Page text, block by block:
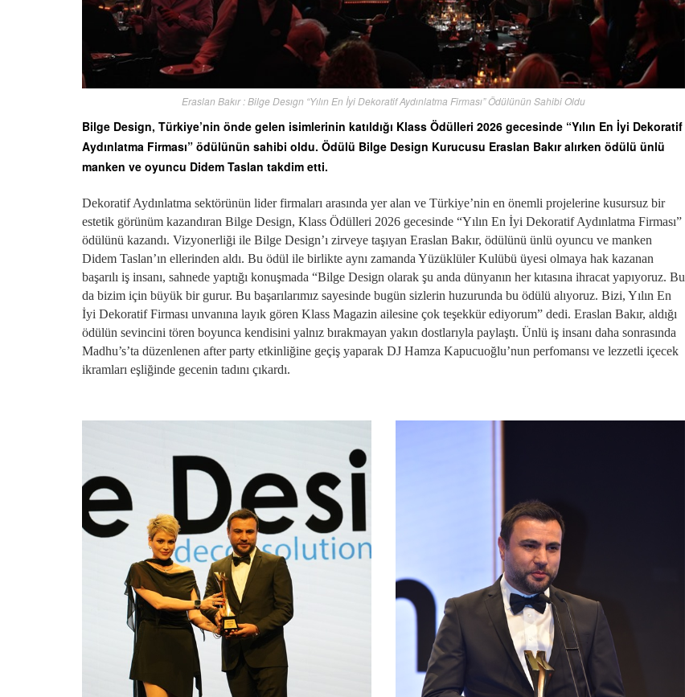
Eraslan Bakır : Bilge Desıgn “Yılın En İyi Dekoratif Aydınlatma Firması” Ödülünün Sahibi Oldu
Bilge Design, Türkiye’nin önde gelen isimlerinin katıldığı Klass Ödülleri 2026 gecesinde “Yılın En İyi Dekoratif
Aydınlatma Firması” ödülünün sahibi oldu. Ödülü Bilge Design Kurucusu Eraslan Bakır alırken ödülü ünlü
manken ve oyuncu Didem Taslan takdim etti.
Dekoratif Aydınlatma sektörünün lider firmaları arasında yer alan ve Türkiye’nin en önemli projelerine kusursuz bir
estetik görünüm kazandıran Bilge Design, Klass Ödülleri 2026 gecesinde “Yılın En İyi Dekoratif Aydınlatma Firması”
ödülünü kazandı. Vizyonerliği ile Bilge Design’ı zirveye taşıyan Eraslan Bakır, ödülünü ünlü oyuncu ve manken
Didem Taslan’ın ellerinden aldı. Bu ödül ile birlikte aynı zamanda Yüzüklüler Kulübü üyesi olmaya hak kazanan
başarılı iş insanı, sahnede yaptığı konuşmada “Bilge Design olarak şu anda dünyanın her kıtasına ihracat yapıyoruz. Bu
da bizim için büyük bir gurur. Bu başarılarımız sayesinde bugün sizlerin huzurunda bu ödülü alıyoruz. Bizi, Yılın En
İyi Dekoratif Firması unvanına layık gören Klass Magazin ailesine çok teşekkür ediyorum” dedi. Eraslan Bakır, aldığı
ödülün sevincini tören boyunca kendisini yalnız bırakmayan yakın dostlarıyla paylaştı. Ünlü iş insanı daha sonrasında
Madhu’s’ta düzenlenen after party etkinliğine geçiş yaparak DJ Hamza Kapucuoğlu’nun perfomansı ve lezzetli içecek
ikramları eşliğinde gecenin tadını çıkardı.